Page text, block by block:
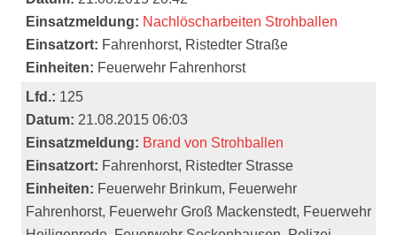
Einsatzmeldung: Nachlöscharbeiten Strohballen
Einsatzort: Fahrenhorst, Ristedter Straße
Einheiten: Feuerwehr Fahrenhorst
Lfd.: 125
Datum: 21.08.2015 06:03
Einsatzmeldung: Brand von Strohballen
Einsatzort: Fahrenhorst, Ristedter Strasse
Einheiten: Feuerwehr Brinkum, Feuerwehr
Fahrenhorst, Feuerwehr Groß Mackenstedt, Feuerwehr